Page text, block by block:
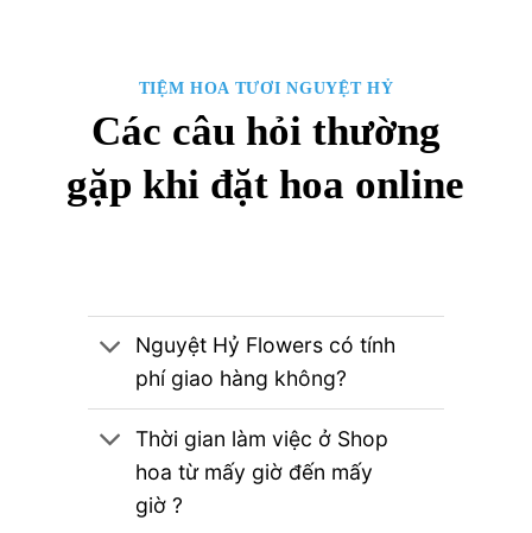
TIỆM HOA TƯƠI NGUYỆT HỶ
Các câu hỏi thường
gặp khi đặt hoa online
Nguyệt Hỷ Flowers có tính
phí giao hàng không?
Thời gian làm việc ở Shop
hoa từ mấy giờ đến mấy
giờ ?